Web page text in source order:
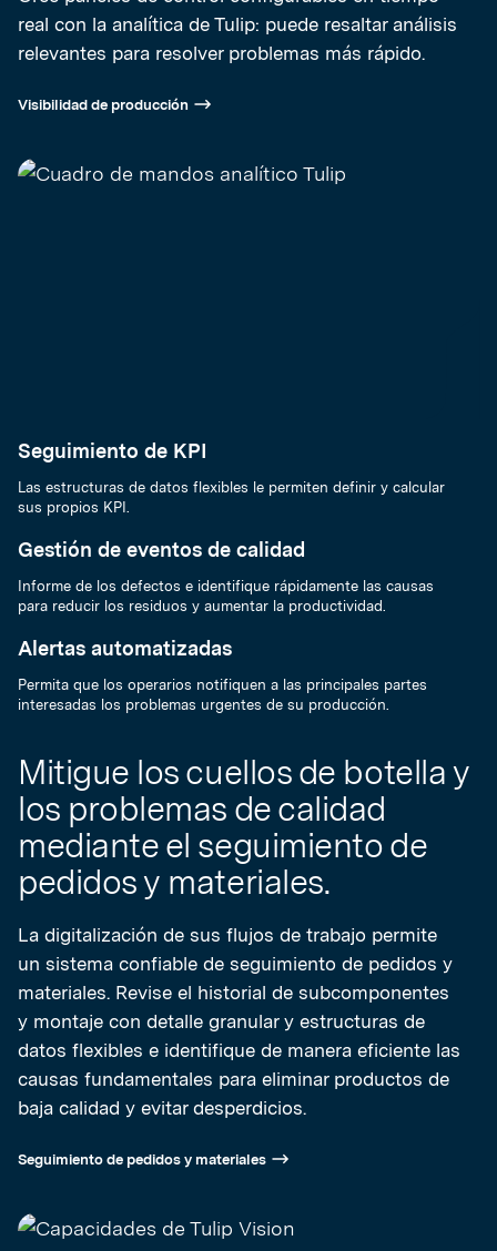
real con la analítica de Tulip: puede resaltar análisis
relevantes para resolver problemas más rápido.
Visibilidad de producción
Seguimiento de KPI
Las estructuras de datos flexibles le permiten definir y calcular
sus propios KPI.
Gestión de eventos de calidad
Informe de los defectos e identifique rápidamente las causas
para reducir los residuos y aumentar la productividad.
Alertas automatizadas
Permita que los operarios notifiquen a las principales partes
interesadas los problemas urgentes de su producción.
Mitigue los cuellos de botella y
los problemas de calidad
mediante el seguimiento de
pedidos y materiales.
La digitalización de sus flujos de trabajo permite
un sistema confiable de seguimiento de pedidos y
materiales. Revise el historial de subcomponentes
y montaje con detalle granular y estructuras de
datos flexibles e identifique de manera eficiente las
causas fundamentales para eliminar productos de
baja calidad y evitar desperdicios.
Seguimiento de pedidos y materiales